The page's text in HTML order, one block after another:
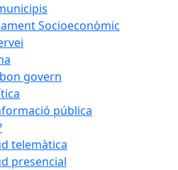
Socioeconòmic
govern
pública
telemàtica
presencial